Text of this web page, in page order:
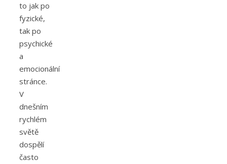
to jak po
fyzické,
tak po
psychické
a
emocionální
stránce.
V
dnešním
rychlém
světě
dospělí
často